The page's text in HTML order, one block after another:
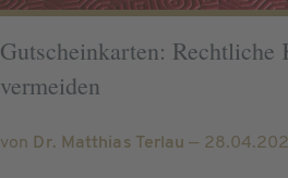
Gutscheinkarten: Rechtliche
vermeiden
von Dr. Matthias Terlau —